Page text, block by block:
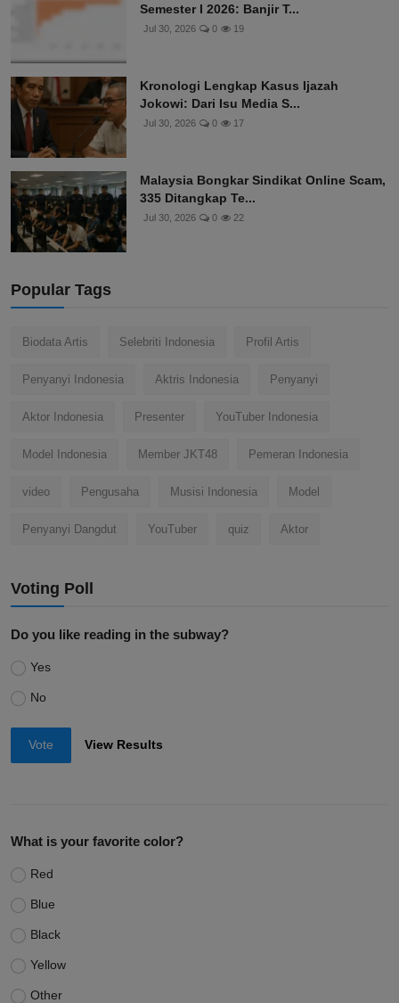
Semester I 2026: Banjir T...
Jul 30, 2026 0 19
Kronologi Lengkap Kasus Ijazah
Jokowi: Dari Isu Media S...
Jul 30, 2026 0 17
Malaysia Bongkar Sindikat Online Scam,
335 Ditangkap Te...
Jul 30, 2026 0 22
Popular Tags
Biodata Artis Selebriti Indonesia Profil Artis
Penyanyi Indonesia Aktris Indonesia Penyanyi
Aktor Indonesia Presenter YouTuber Indonesia
Model Indonesia Member JKT48 Pemeran Indonesia
video Pengusaha Musisi Indonesia Model
Penyanyi Dangdut YouTuber quiz Aktor
Voting Poll
Do you like reading in the subway?
Yes
No
Vote View Results
What is your favorite color?
Red
Blue
Black
Yellow
Other